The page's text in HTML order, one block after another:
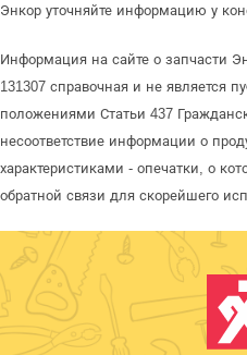
Энкор уточняйте информацию у
Информация на сайте о запчасти
131307 справочная и не является
положениями Статьи 437
несоответствие информации о
характеристиками - опечатки, о
обратной связи для скорейшего